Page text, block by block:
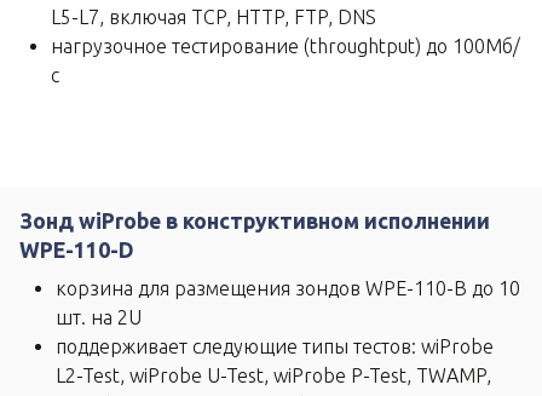
L5-L7, включая TCP, HTTP, FTP, DNS
нагрузочное тестирование (throughtput) до 100Мб/
с
Зонд wiProbe в конструктивном исполнении
WPE-110-D
корзина для размещения зондов WPE-110-B до 10
шт. на 2U
поддерживает следующие типы тестов: wiProbe
L2-Test, wiProbe U-Test, wiProbe P-Test, TWAMP,